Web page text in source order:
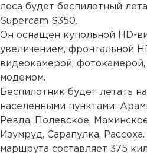
леса будет беспилотный
Supercam S350.
Он оснащен купольной HD-
увеличением, фронтальной
видеокамерой,
модемом.
Беспилотник будет летать
населенными пунктами:
Ревда, Полевское,
Изумруд, Сарапулка,
маршрута составляет 375